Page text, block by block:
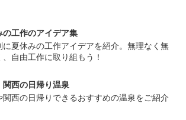
の工作のアイデア集
に夏休みの工作アイデアを紹介。無理なく無
自由工作に取り組もう！
関西の日帰り温泉
関西の日帰りできるおすすめの温泉をご紹介